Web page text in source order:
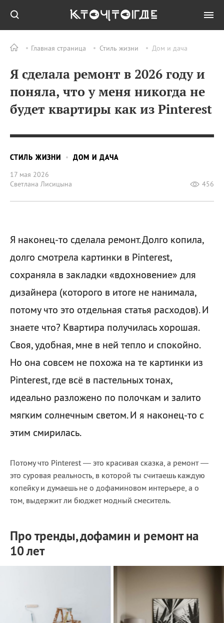
Главная страница Стиль жизни Дом и дача
Я сделала ремонт в 2026 году и
поняла, что у меня никогда не
будет квартиры как из Pinterest
СТИЛЬ ЖИЗНИ
ДОМ И ДАЧА
17 мая 2026
Светлана Лисицына
456
Я наконец-то сделала ремонт. Долго копила,
долго смотрела картинки в Pinterest,
сохраняла в закладки «вдохновение» для
дизайнера (которого в итоге не нанимала,
потому что это отдельная статья расходов). И
знаете что? Квартира получилась хорошая.
Своя, удобная, мне в ней тепло и спокойно.
Но она совсем не похожа на те картинки из
Pinterest, где всё в пастельных тонах,
идеально разложено по полочкам и залито
мягким солнечным светом. И я наконец-то с
этим смирилась.
Потому что Pinterest — это красивая сказка, а ремонт —
это суровая реальность, в которой ты считаешь каждую
копейку и думаешь не о дофаминовом интерьере, а о
том, выдержит ли бюджет модный смеситель.
Про тренды, дофамин и ремонт на
10 лет